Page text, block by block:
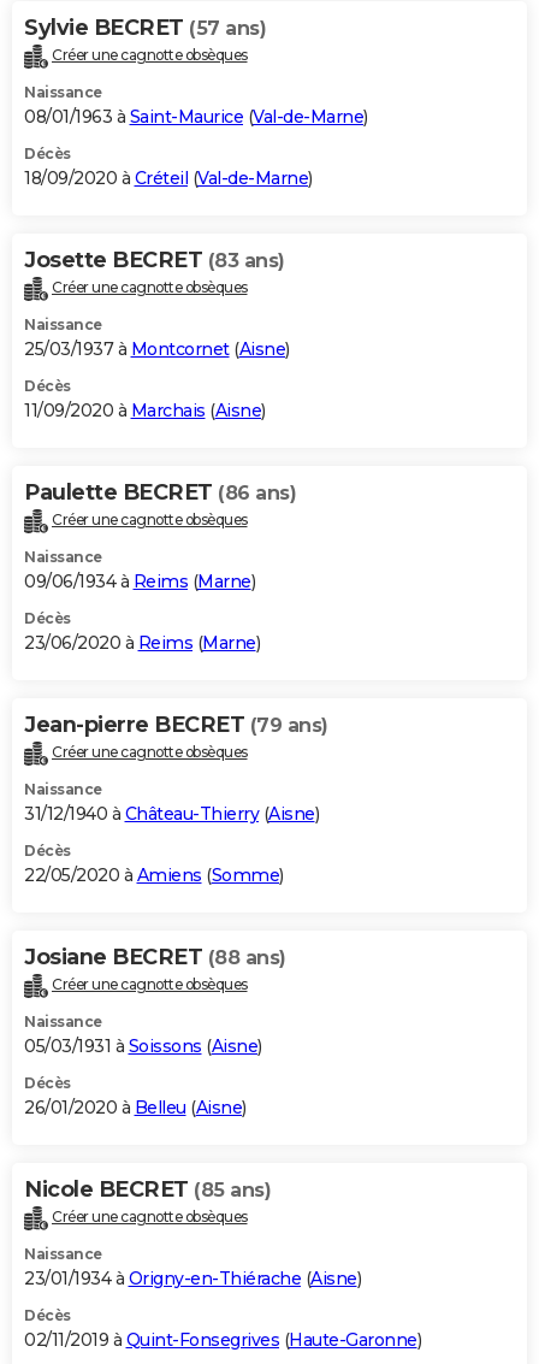
Sylvie BECRET (57 ans)
Créer une cagnotte obsèques
Naissance
08/01/1963 à Saint-Maurice (Val-de-Marne)
Décès
18/09/2020 à Créteil (Val-de-Marne)
Josette BECRET (83 ans)
Créer une cagnotte obsèques
Naissance
25/03/1937 à Montcornet(Aisne)
Décès
11/09/2020 à Marchais (Aisne)
Paulette BECRET (86 ans)
Créer une cagnotte obsèques
Naissance
09/06/1934 à Reims (Marne)
Décès
23/06/2020 à Reims (Marne)
Jean-pierre BECRET (79 ans)
Créer une cagnotte obsèques
Naissance
31/12/1940 à Château-Thierry(Aisne)
Décès
22/05/2020 à Amiens (Somme)
Josiane BECRET (88 ans)
Créer une cagnotte obsèques
Naissance
05/03/1931 à Soissons (Aisne)
Décès
26/01/2020 à Belleu (Aisne)
Nicole BECRET (85 ans)
Créer une cagnotte obsèques
Naissance
23/01/1934 à Origny-en-Thiérache (Aisne)
Décès
02/11/2019 à Quint-Fonsegrives (Haute-Garonne)